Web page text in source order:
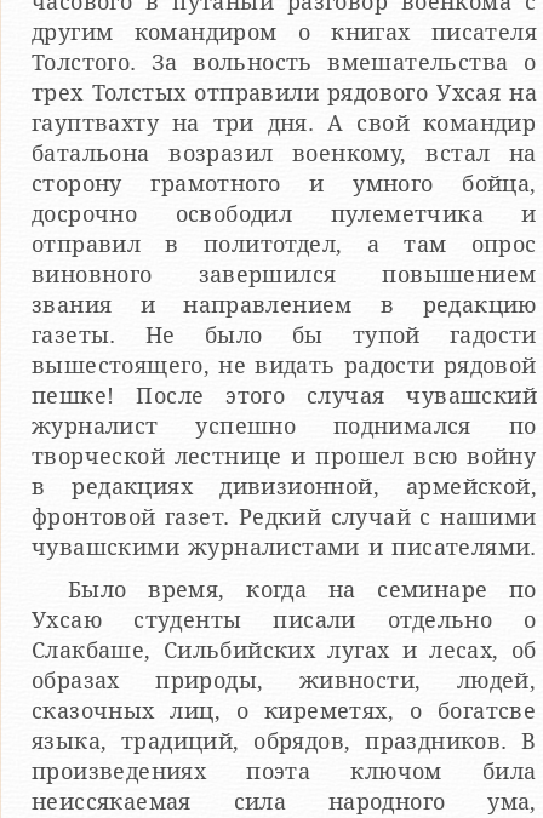
другим командиром о книгах писателя
Толстого. За вольность вмешательства о
трех Толстых отправили рядового Ухсая на
гауптвахту на три дня. А свой командир
батальона возразил военкому, встал на
сторону грамотного и умного бойца,
досрочно освободил пулеметчика и
отправил в политотдел, а там опрос
виновного завершился повышением
звания и направлением в редакцию
газеты. Не было бы тупой гадости
вышестоящего, не видать радости рядовой
пешке! После этого случая чувашский
журналист успешно поднимался по
творческой лестнице и прошел всю войну
в редакциях дивизионной, армейской,
фронтовой газет. Редкий случай с нашими
чувашскими журналистами и писателями.
Было время, когда на семинаре по
Ухсаю студенты писали отдельно о
Слакбаше, Сильбийских лугах и лесах, об
образах природы, живности, людей,
сказочных лиц, о киреметях, о богатсве
языка, традиций, обрядов, праздников. В
произведениях поэта ключом била
неиссякаемая сила народного ума,